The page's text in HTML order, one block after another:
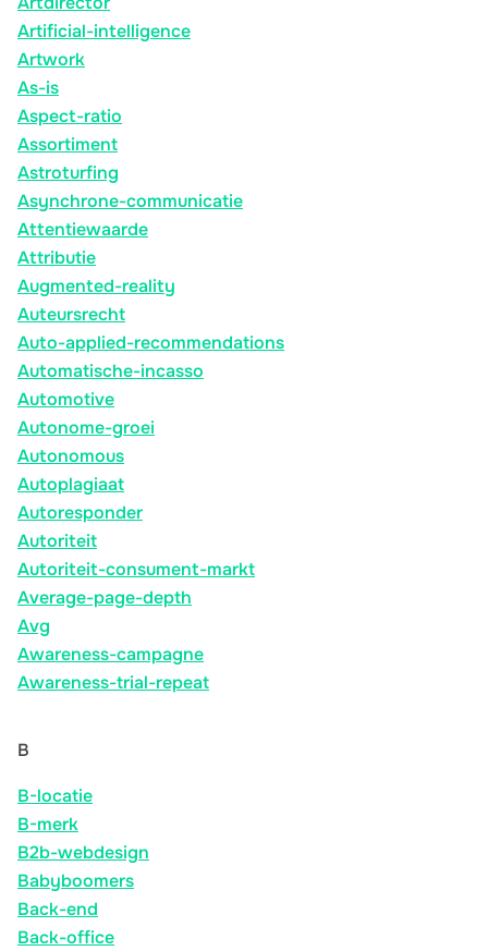
Artificial-intelligence
Artwork
As-is
Aspect-ratio
Assortiment
Astroturfing
Asynchrone-communicatie
Attentiewaarde
Attributie
Augmented-reality
Auteursrecht
Auto-applied-recommendations
Automatische-incasso
Automotive
Autonome-groei
Autonomous
Autoplagiaat
Autoresponder
Autoriteit
Autoriteit-consument-markt
Average-page-depth
Avg
Awareness-campagne
Awareness-trial-repeat
B
B-locatie
B-merk
B2b-webdesign
Babyboomers
Back-end
Back-office